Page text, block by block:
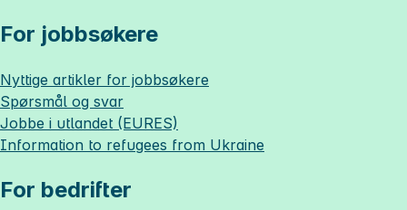
For jobbsøkere
Nyttige artikler for jobbsøkere
Spørsmål og svar
Jobbe i utlandet (EURES)
Information to refugees from Ukraine
For bedrifter